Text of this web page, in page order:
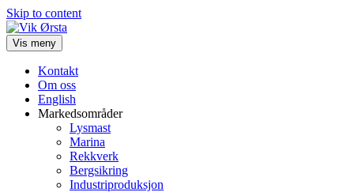
Skip to content
Vis meny
Kontakt
Om oss
English
Markedsområder
Lysmast
Marina
Rekkverk
Bergsikring
Industriproduksjon